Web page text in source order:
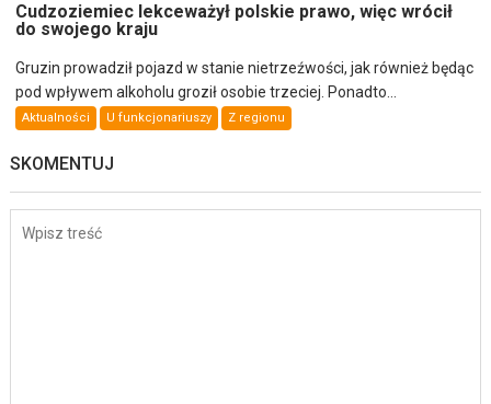
Cudzoziemiec lekceważył polskie prawo, więc wrócił
do swojego kraju
Gruzin prowadził pojazd w stanie nietrzeźwości, jak również będąc
pod wpływem alkoholu groził osobie trzeciej. Ponadto...
Aktualności U funkcjonariuszy Z regionu
SKOMENTUJ